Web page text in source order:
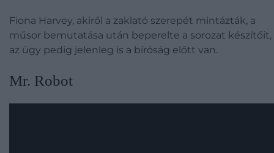
Fiona Harvey, akiről a zaklató szerepét mintázták, a
műsor bemutatása után beperelte a sorozat készítőit,
az ügy pedig jelenleg is a bíróság előtt van.
Mr. Robot